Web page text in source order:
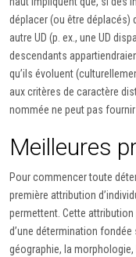
déplacer (ou être déplacés)
autre UD (p. ex., une UD
descendants
qu’ils évoluent
aux critères de caractère
nommée ne peut pas fournir
Meilleures
Pour commencer toute
première attribution
permettent. Cette
d’une détermination
géographie, la